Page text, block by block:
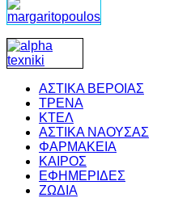
ΑΣΤΙΚΑ ΒΕΡΟΙΑΣ
ΤΡΕΝΑ
ΚΤΕΛ
ΑΣΤΙΚΑ ΝΑΟΥΣΑΣ
ΦΑΡΜΑΚΕΙΑ
ΚΑΙΡΟΣ
ΕΦΗΜΕΡΙΔΕΣ
ΖΩΔΙΑ